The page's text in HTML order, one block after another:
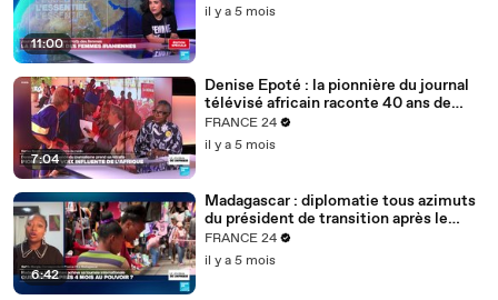
11:00
il y a 5 mois
7:04
Denise Epoté : la pionnière du journal
télévisé africain raconte 40 ans de
carrière
FRANCE 24
il y a 5 mois
6:42
Madagascar : diplomatie tous azimuts
du président de transition après le
putsch
FRANCE 24
il y a 5 mois